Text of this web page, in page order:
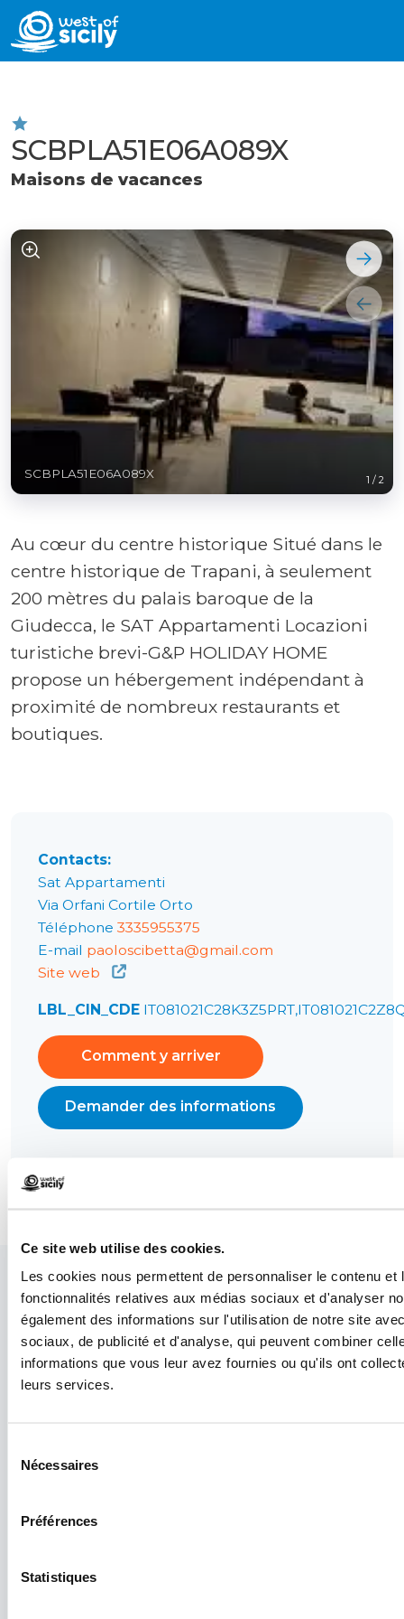
Ce site web utilise des cookies.
Les cookies nous permettent de personnaliser le contenu
fonctionnalités relatives aux médias sociaux et d'analyser
également des informations sur l'utilisation de notre site
sociaux, de publicité et d'analyse, qui peuvent combiner
informations que vous leur avez fournies ou qu'ils ont
leurs services.
Nécessaires
Préférences
Statistiques
Contacts:
Sat Appartamenti
Via Orfani Cortile Orto
Téléphone 3335955375
E-mail paoloscibetta@gmail.com
Site web
LBL_CIN_CDE
Comment y arriver
Demander des informations
SCBPLA51E06A089X
Maisons de vacances
SCBPLA51E06A089X 1 / 2
Au cœur du centre historique Situé dans le
centre historique de Trapani, à seulement
200 mètres du palais baroque de la
Giudecca, le SAT Appartamenti Locazioni
turistiche brevi-G&P HOLIDAY HOME
propose un hébergement indépendant à
proximité de nombreux restaurants et
boutiques.
Bulletin